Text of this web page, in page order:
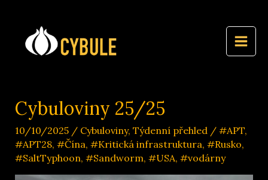
obsah
Cybuloviny 25/25
10/10/2025 / Cybuloviny, Týdenní přehled/ #APT,
#APT28, #Čína, #Kritická infrastruktura, #Rusko,
#SaltTyphoon, #Sandworm, #USA, #vodárny